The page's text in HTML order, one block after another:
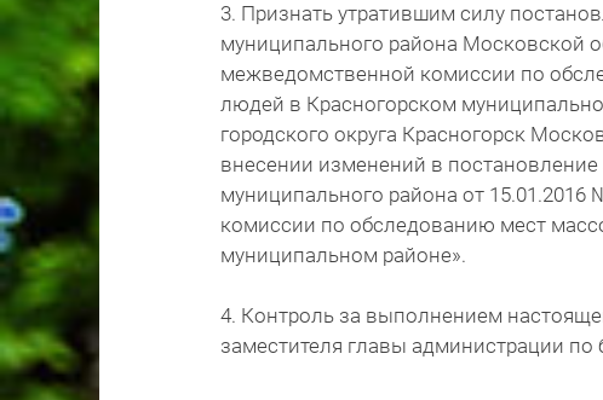
3. Признать утратившим силу
муниципального района Московской
межведомственной комиссии по
людей в Красногорском
городского округа Красногорск
внесении изменений в
муниципального района от
комиссии по обследованию мест
муниципальном районе».
4. Контроль за выполнением
заместителя главы администрации